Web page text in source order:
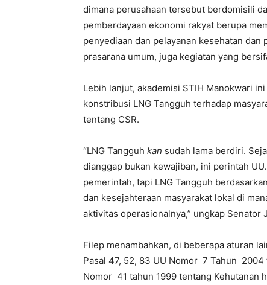
dimana perusahaan tersebut berdomisili
pemberdayaan ekonomi rakyat berupa
penyediaan dan pelayanan kesehatan dan
prasarana umum, juga kegiatan yang
Lebih lanjut, akademisi STIH Manokwari
konstribusi LNG Tangguh terhadap
tentang CSR.
“LNG Tangguh kan sudah lama berdiri.
dianggap bukan kewajiban, ini perintah
pemerintah, tapi LNG Tangguh
dan kesejahteraan masyarakat lokal di
aktivitas operasionalnya,” ungkap Senator
Filep menambahkan, di beberapa aturan
Pasal 47, 52, 83 UU Nomor 7 Tahun
Nomor 41 tahun 1999 tentang Kehutanan